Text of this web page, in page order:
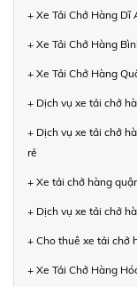
+ Xe Tải Chở Hàng
+ Xe Tải Chở Hàng
+ Xe Tải Chở Hàng
+ Dịch vụ xe tải chở
+ Dịch vụ xe tải chở
rẻ
+ Xe tải chở hàng
+ Dịch vụ xe tải chở
+ Cho thuê xe tải chở
+ Xe Tải Chở Hàng